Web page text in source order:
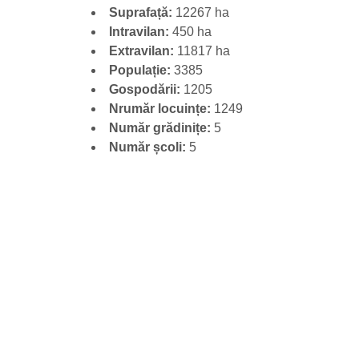
Suprafață: 12267 ha
Intravilan: 450 ha
Extravilan: 11817 ha
Populație: 3385
Gospodării: 1205
Nrumăr locuințe: 1249
Număr grădinițe: 5
Număr școli: 5